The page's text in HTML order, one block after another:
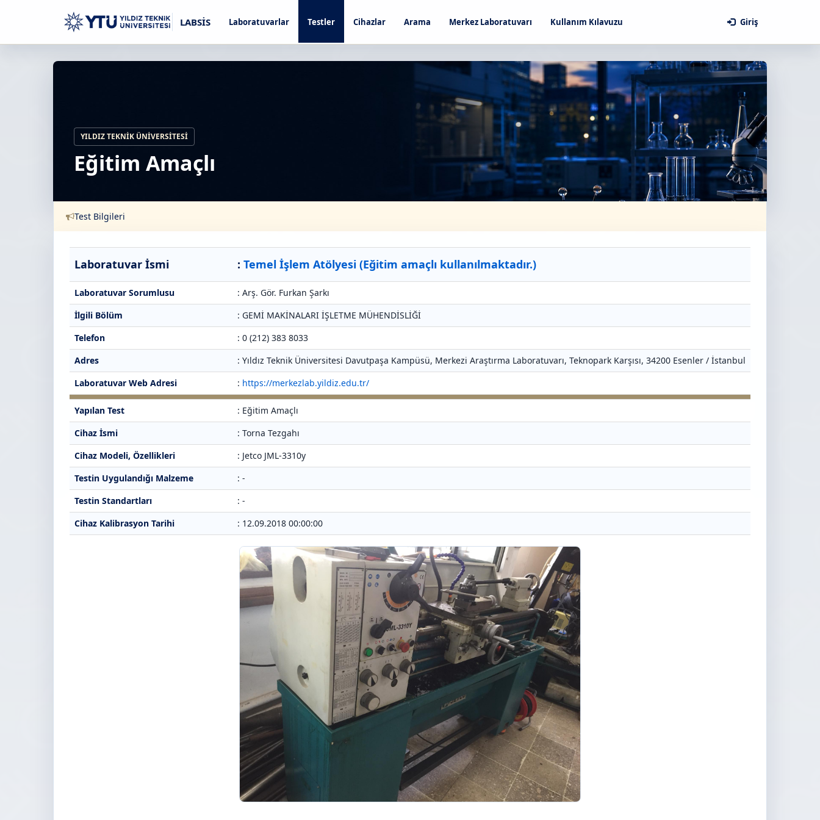
LABSİS Laboratuvarlar Testler Cihazlar Arama Merkez Laboratuvarı Kullanım Kılavuzu Giriş
YILDIZ TEKNIK ÜNIVERSITESI
Eğitim Amaçlı
Test Bilgileri
Laboratuvar İsmi : Temel İşlem Atölyesi (Eğitim amaçlı kullanılmaktadır.)
Laboratuvar Sorumlusu
: Arş. Gör. Furkan Şarkı
İlgili Bölüm
: GEMİ MAKİNALARI İŞLETME MÜHENDİSLİĞİ
Telefon
: 0 (212) 383 8033
Adres
: Yıldız Teknik Üniversitesi Davutpaşa Kampüsü, Merkezi Araştırma Laboratuvarı, Teknopark Karşısı, 34200 Esenler / İstanbul
Laboratuvar Web Adresi
: https://merkezlab.yildiz.edu.tr/
Yapılan Test
: Eğitim Amaçlı
Cihaz İsmi
: Torna Tezgahı
Cihaz Modeli, Özellikleri
: Jetco JML-3310y
Testin Uygulandığı Malzeme
: -
Testin Standartları
: -
Cihaz Kalibrasyon Tarihi
: 12.09.2018 00:00:00